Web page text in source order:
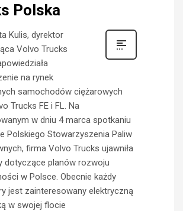
Polska
Kulis, dyrektor
Volvo Trucks
na rynek
samochodów ciężarowych
Trucks FE i FL. Na
w dniu 4 marca spotkaniu
Polskiego Stowarzyszenia Paliw
firma Volvo Trucks ujawniła
dotyczące planów rozwoju
w Polsce. Obecnie każdy
jest zainteresowany elektryczną
w swojej flocie